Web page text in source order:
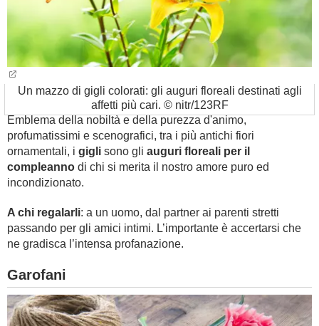
Un mazzo di gigli colorati: gli auguri floreali destinati agli
affetti più cari. © nitr/123RF
Emblema della nobiltà e della purezza d'animo,
profumatissimi e scenografici, tra i più antichi fiori
ornamentali, i gigli sono gli auguri floreali per il
compleanno di chi si merita il nostro amore puro ed
incondizionato.
A chi regalarli: a un uomo, dal partner ai parenti stretti
passando per gli amici intimi. L’importante è accertarsi che
ne gradisca l’intensa profanazione.
Garofani